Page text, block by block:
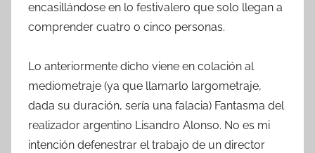
encasillándose en lo festivalero que solo llegan a
comprender cuatro o cinco personas.
Lo anteriormente dicho viene en colación al
mediometraje (ya que llamarlo largometraje,
dada su duración, sería una falacia) Fantasma del
realizador argentino Lisandro Alonso. No es mi
intención defenestrar el trabajo de un director